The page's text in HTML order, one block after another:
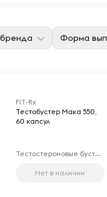
Форма
FIT-Rx
Тестобустер Мака 550,
60 капсул
Тестостероновые бустеры
Нет в наличии